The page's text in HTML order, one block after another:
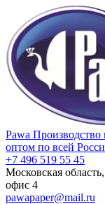
Pawa Производство
оптом по всей
+7 496 519 55 45
Московская
офис 4
pawapaper@mail.ru